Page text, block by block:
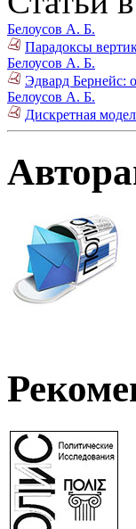
Белоусов А. Б.
Парадоксы
Белоусов А. Б.
Эдвард Бернейс:
Белоусов А. Б.
Дискретная